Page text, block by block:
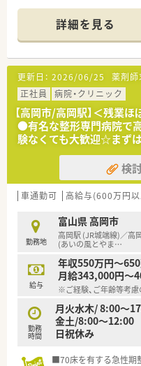
詳細を見る
更新日： 2026/06/25 薬剤師
正社員
病院・クリニック
【高岡市/高岡駅】＜残業
●有名な整形専門病院で
験なくても大歓迎☆まず
検
車通勤可 高給与(600万円
勤務地
富山県 高岡市
高岡駅 (JR城端線)／高
(あいの風とやま…
給与
年収550万円～
月給343,000円～
※ご経験、ご年齢等考
勤務
時間
月火水木/ 8:00〜
金土/8:00〜12:00
日祝休み
■70床を有する急性期